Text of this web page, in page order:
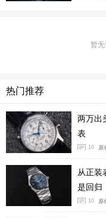
暂无
热门推荐
两万出
表
10 原
从正装
是回归
10 原